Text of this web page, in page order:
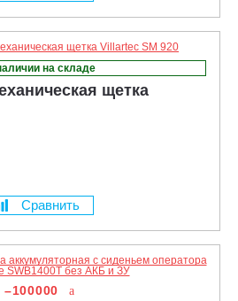
на складе
щетка
Сравнить
–100000